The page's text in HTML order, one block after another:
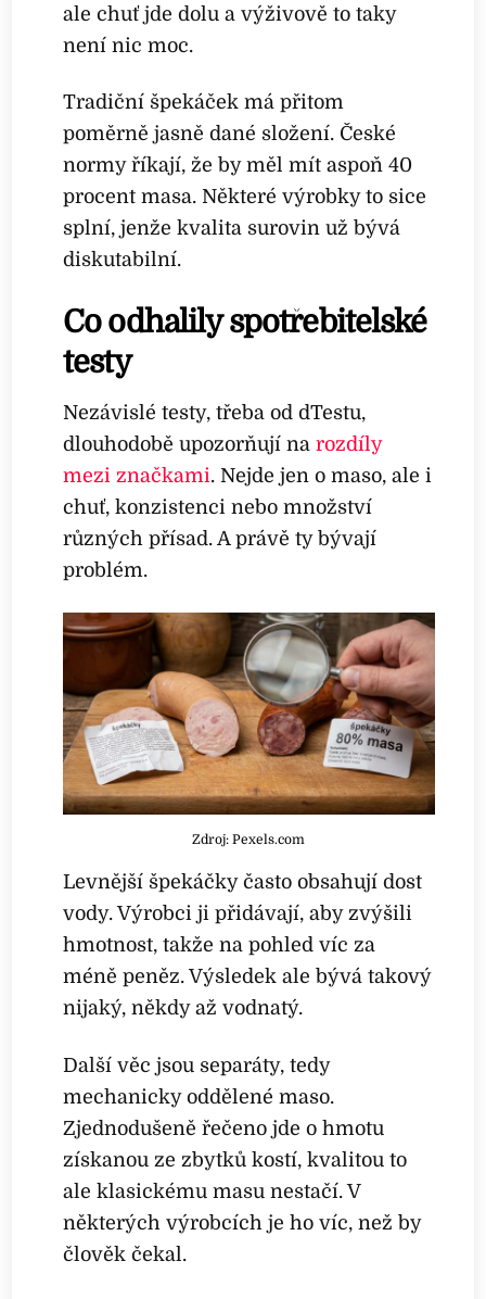
ale chuť jde dolu a výživově to taky
není nic moc.
Tradiční špekáček má přitom
poměrně jasně dané složení. České
normy říkají, že by měl mít aspoň 40
procent masa. Některé výrobky to sice
splní, jenže kvalita surovin už bývá
diskutabilní.
Co odhalily spotřebitelské
testy
Nezávislé testy, třeba od dTestu,
dlouhodobě upozorňují narozdíly
mezi značkami. Nejde jen o maso, ale i
chuť, konzistenci nebo množství
různých přísad. A právě ty bývají
problém.
Zdroj: Pexels.com
Levnější špekáčky často obsahují dost
vody. Výrobci ji přidávají, aby zvýšili
hmotnost, takže na pohled víc za
méně peněz. Výsledek ale bývá takový
nijaký, někdy až vodnatý.
Další věc jsou separáty, tedy
mechanicky oddělené maso.
Zjednodušeně řečeno jde o hmotu
získanou ze zbytků kostí, kvalitou to
ale klasickému masu nestačí. V
některých výrobcích je ho víc, než by
člověk čekal.